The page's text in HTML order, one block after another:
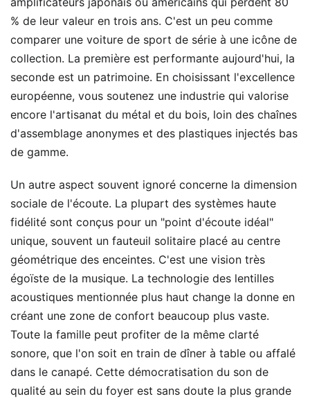
% de leur valeur en trois ans. C'est un peu comme
comparer une voiture de sport de série à une icône de
collection. La première est performante aujourd'hui, la
seconde est un patrimoine. En choisissant l'excellence
européenne, vous soutenez une industrie qui valorise
encore l'artisanat du métal et du bois, loin des chaînes
d'assemblage anonymes et des plastiques injectés bas
de gamme.
Un autre aspect souvent ignoré concerne la dimension
sociale de l'écoute. La plupart des systèmes haute
fidélité sont conçus pour un "point d'écoute idéal"
unique, souvent un fauteuil solitaire placé au centre
géométrique des enceintes. C'est une vision très
égoïste de la musique. La technologie des lentilles
acoustiques mentionnée plus haut change la donne en
créant une zone de confort beaucoup plus vaste.
Toute la famille peut profiter de la même clarté
sonore, que l'on soit en train de dîner à table ou affalé
dans le canapé. Cette démocratisation du son de
qualité au sein du foyer est sans doute la plus grande